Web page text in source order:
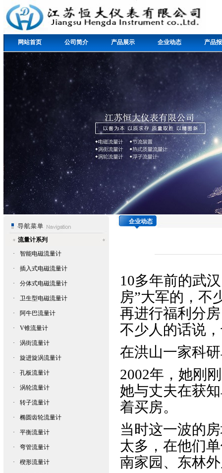
网站首页 公司简介 产品展示 企业动态 产品
流量计系列
·
智能电磁流量计
· 插入式电磁流量计
· 分体式电磁流量计
· 卫生型电磁流量计
· 阿牛巴流量计
· V锥流量计
· 涡街流量计
· 旋进旋涡流量计
· 孔板流量计
· 涡轮流量计
· 转子流量计
· 椭圆齿轮流量计
· 平衡流量计
· 弯管流量计
· 楔形流量计
企业动态
10多年前的武
房”大军的，不
再进行福利分
不少人的话说
在洪山一家科
2002年，她刚
她与丈夫在获
着买房。
当时这一波的
太多，在他们
南家园、东林